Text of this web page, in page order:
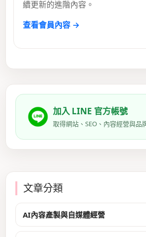
續更新的進階內容。
查看會員內容 →
加入 LINE 官方帳號
取得網站、SEO、內容經營與品
文章分類
AI內容產製與自媒體經營